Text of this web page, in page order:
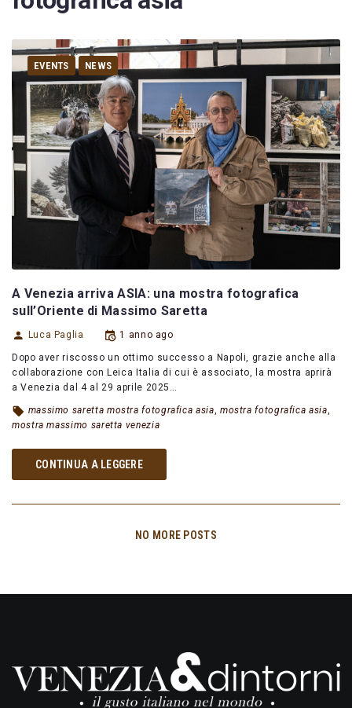
EVENTS NEWS
A Venezia arriva ASIA: una mostra fotografica
sull’Oriente di Massimo Saretta
Luca Paglia 1 anno ago
Dopo aver riscosso un ottimo successo a Napoli, grazie anche alla
collaborazione con Leica Italia di cui è associato, la mostra aprirà
a Venezia dal 4 al 29 aprile 2025…
massimo saretta mostra fotografica asia, mostra fotografica asia,
mostra massimo saretta venezia
CONTINUA A LEGGERE
NO MORE POSTS